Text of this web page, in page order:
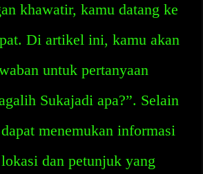
khawatir, kamu datang ke
Di artikel ini, kamu akan
untuk pertanyaan
Sukajadi apa?”. Selain
menemukan informasi
dan petunjuk yang